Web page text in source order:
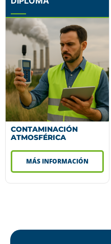
CONTAMINACIÓN
ATMOSFÉRICA
MÁS INFORMACIÓN